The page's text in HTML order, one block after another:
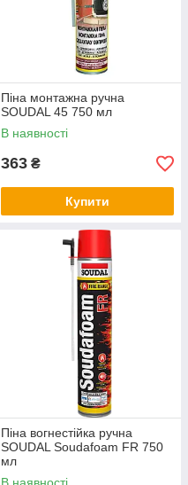
Піна монтажна ручна
SOUDAL 45 750 мл
В наявності
363 ₴
Купити
Піна вогнестійка ручна
SOUDAL Soudafoam FR 750
мл